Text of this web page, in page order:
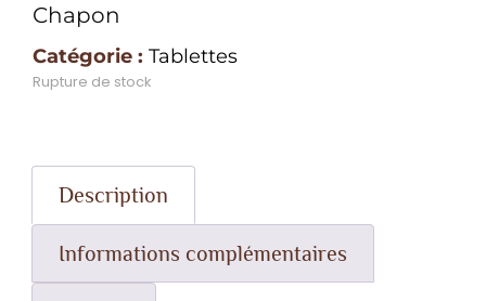
Chapon
Catégorie : Tablettes
Rupture de stock
Description
Informations complémentaires